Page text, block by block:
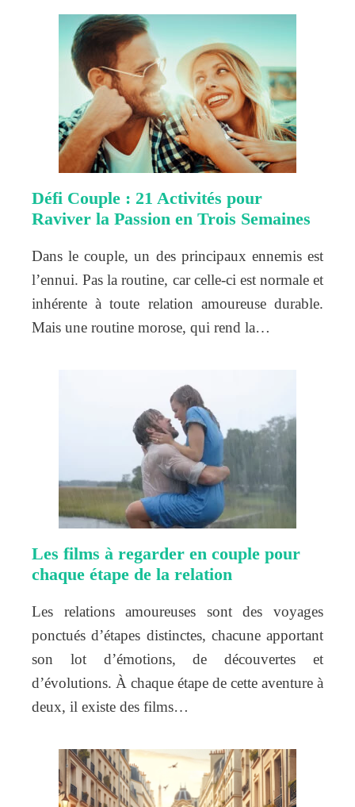
Défi Couple : 21 Activités pour
Raviver la Passion en Trois Semaines
Dans le couple, un des principaux ennemis est
l’ennui. Pas la routine, car celle-ci est normale et
inhérente à toute relation amoureuse durable.
Mais une routine morose, qui rend la…
Les films à regarder en couple pour
chaque étape de la relation
Les relations amoureuses sont des voyages
ponctués d’étapes distinctes, chacune apportant
son lot d’émotions, de découvertes et
d’évolutions. À chaque étape de cette aventure à
deux, il existe des films…